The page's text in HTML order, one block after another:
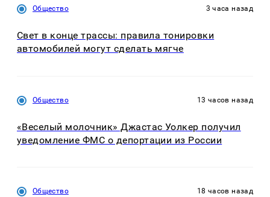
Общество 3 часа назад
Свет в конце трассы: правила тонировки
автомобилей могут сделать мягче
Общество 13 часов назад
«Веселый молочник» Джастас Уолкер получил
уведомление ФМС о депортации из России
Общество 18 часов назад